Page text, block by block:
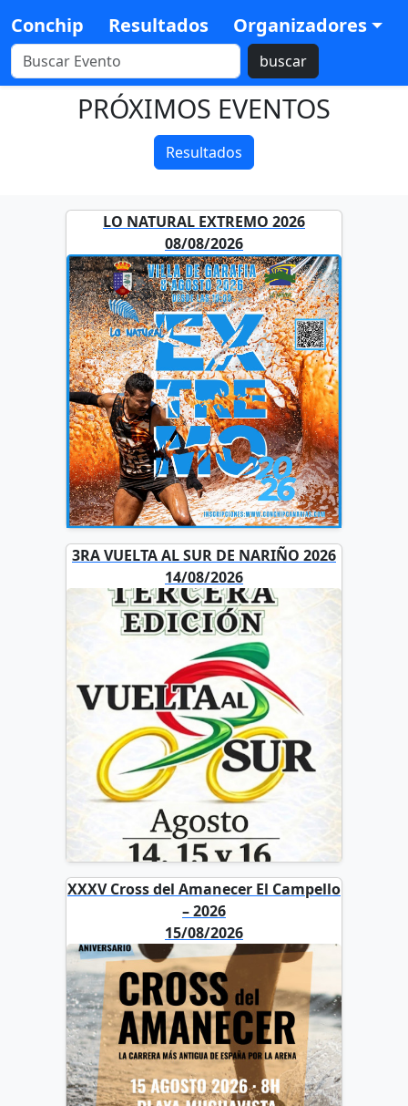
Conchip Resultados Organizadores
buscar
PRÓXIMOS EVENTOS
Resultados
LO NATURAL EXTREMO 2026
08/08/2026
3RA VUELTA AL SUR DE NARIÑO 2026
14/08/2026
XXXV Cross del Amanecer El Campello
– 2026
15/08/2026